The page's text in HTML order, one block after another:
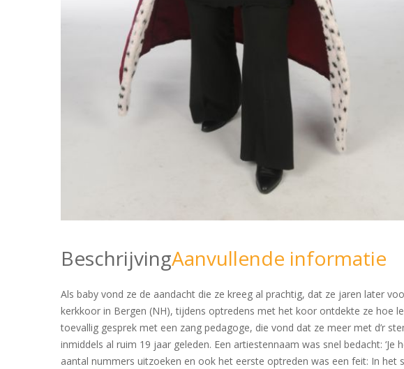
BeschrijvingAanvullende informatie
Als baby vond ze de aandacht die ze kreeg al prachtig, dat ze jaren later
kerkkoor in Bergen (NH), tijdens optredens met het koor ontdekte ze hoe
toevallig gesprek met een zang pedagoge, die vond dat ze meer met d’r
inmiddels al ruim 19 jaar geleden. Een artiestennaam was snel bedacht:
aantal nummers uitzoeken en ook het eerste optreden was een feit: In het